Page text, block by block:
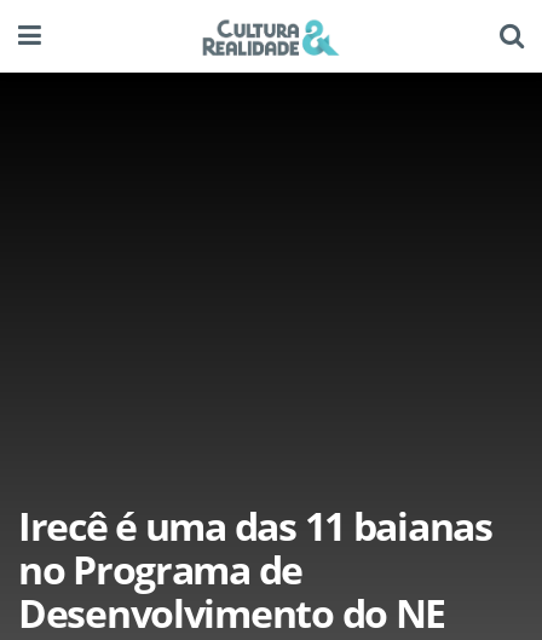
Irecê é uma das 11 baianas
no Programa de
Desenvolvimento do NE